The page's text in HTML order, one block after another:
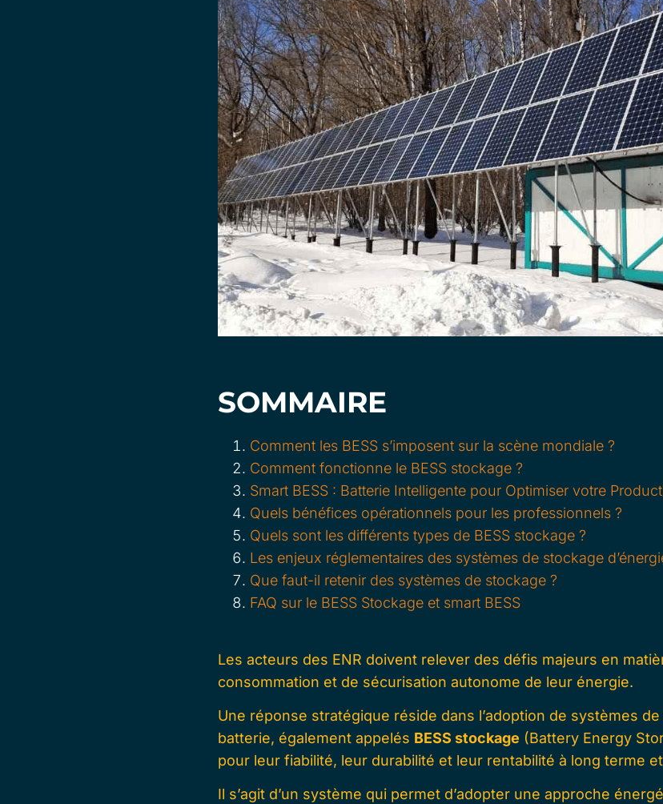
SOMMAIRE
Comment les BESS s’imposent sur la scène mondiale ?
Comment fonctionne le BESS stockage ?
Smart BESS : Batterie Intelligente pour Optimiser votre
Quels bénéfices opérationnels pour les professionnels ?
Quels sont les différents types de BESS stockage ?
Les enjeux réglementaires des systèmes de stockage
Que faut-il retenir des systèmes de stockage ?
FAQ sur le BESS Stockage et smart BESS
Les acteurs des ENR doivent relever des défis majeurs en
consommation et de sécurisation autonome de leur énergie.
Une réponse stratégique réside dans l’adoption de systèmes de
batterie, également appelés BESS stockage (Battery Energy
pour leur fiabilité, leur durabilité et leur rentabilité à long terme
Il s’agit d’un système qui permet d’adopter une approche